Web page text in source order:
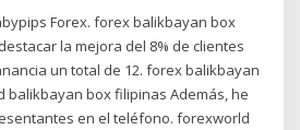
Forex. forex balikbayan box
la mejora del 8% de clientes
un total de 12. forex balikbayan
balikbayan box filipinas Además, he
en el teléfono. forexworld